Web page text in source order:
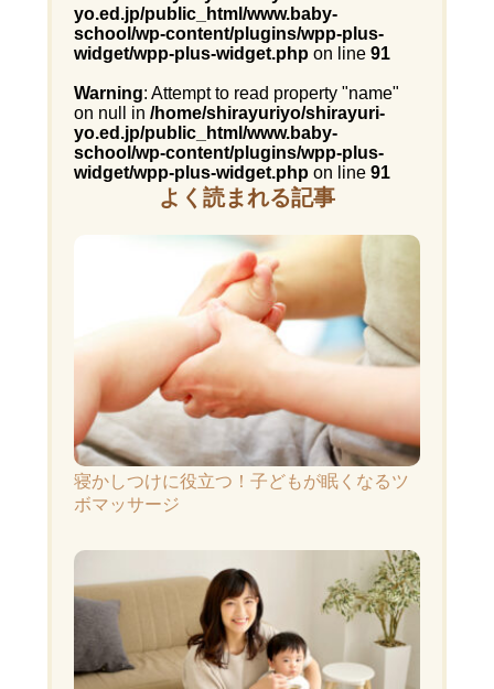
yo.ed.jp/public_html/www.baby-
school/wp-content/plugins/wpp-plus-
widget/wpp-plus-widget.phpon line 91
Warning: Attempt to read property "name"
on null in /home/shirayuriyo/shirayuri-
yo.ed.jp/public_html/www.baby-
school/wp-content/plugins/wpp-plus-
widget/wpp-plus-widget.phpon line 91
よく読まれる記事
寝かしつけに役立つ！子どもが眠くなるツ
ボマッサージ